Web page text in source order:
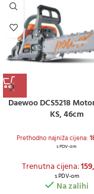
Daewoo DCS5218
KS, 46cm
Prethodno najniža cijena:
s PDV-om
Trenutna cijena:
s PDV-om
Na zalihi